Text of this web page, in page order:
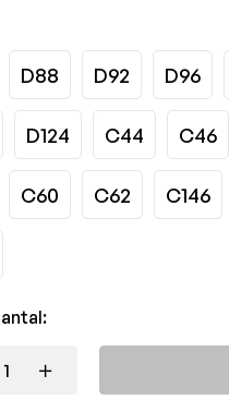
D88 D92 D96
D124 C44 C46
C60 C62 C146